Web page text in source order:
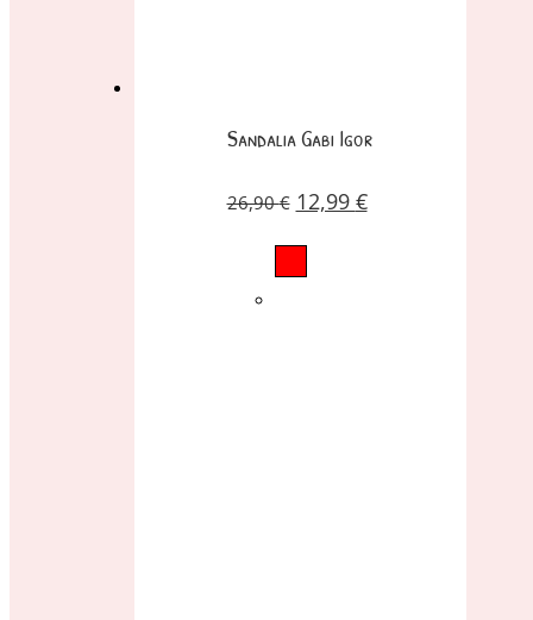
Sandalia Gabi Igor
26,90€ 12,99 €